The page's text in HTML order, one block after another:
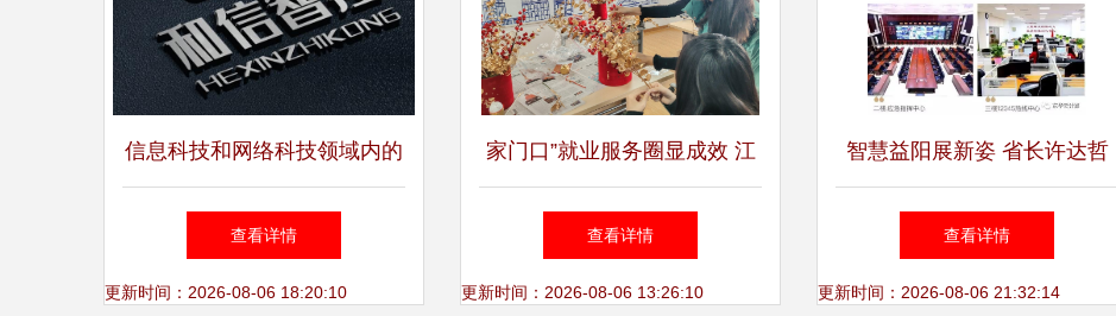
信息科技和网络科技领域内的
技术开发,技术推广,技术转让,
技术咨询
查看详情
更新时间：2026-08-06 18:20:10
家门口”就业服务圈显成效 江
门促进就业超6200人次
查看详情
更新时间：2026-08-06 13:26:10
智慧益阳展新姿 省长许达哲
率队考察智慧益阳教育创新实
践
查看详情
更新时间：2026-08-06 21:32:14